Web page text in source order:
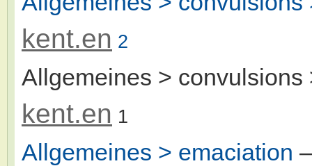
kent.en 2
Allgemeines > convulsions
kent.en 1
Allgemeines > emaciation